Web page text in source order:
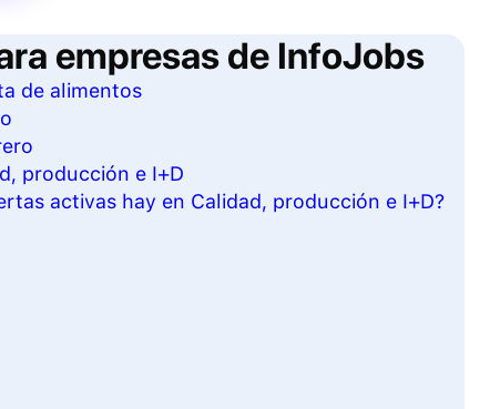
empresas de InfoJobs
de alimentos
producción e I+D
activas hay en Calidad, producción e I+D?